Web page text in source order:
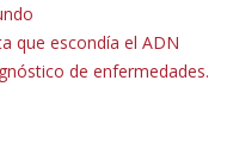
que escondía el ADN
de enfermedades.